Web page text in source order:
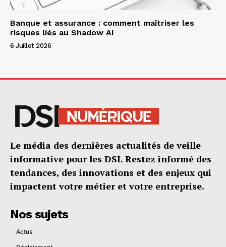
Banque et assurance : comment maîtriser les
risques liés au Shadow AI
6 Juillet 2026
Le média des dernières actualités de veille
informative pour les DSI. Restez informé des
tendances, des innovations et des enjeux qui
impactent votre métier et votre entreprise.
Nos sujets
Actus